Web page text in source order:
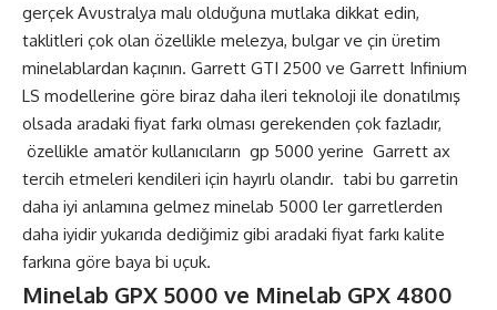
gerçek Avustralya malı olduğuna mutlaka dikkat edin,
taklitleri çok olan özellikle melezya, bulgar ve çin üretim
minelablardan kaçının. Garrett GTI 2500 ve Garrett Infinium
LS modellerine göre biraz daha ileri teknoloji ile donatılmış
olsada aradaki fiyat farkı olması gerekenden çok fazladır,
özellikle amatör kullanıcıların gp 5000 yerine Garrett ax
tercih etmeleri kendileri için hayırlı olandır. tabi bu garretin
daha iyi anlamına gelmez minelab 5000 ler garretlerden
daha iyidir yukarıda dediğimiz gibi aradaki fiyat farkı kalite
farkına göre baya bi uçuk.
Minelab GPX 5000 ve Minelab GPX 4800